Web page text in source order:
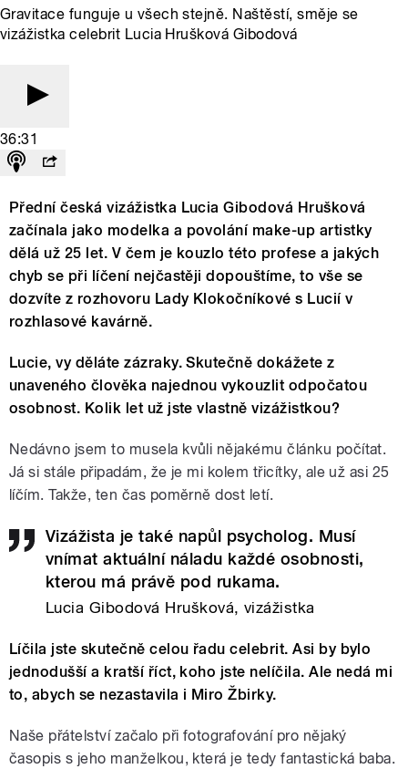
Gravitace funguje u všech stejně. Naštěstí, směje se
vizážistka celebrit Lucia Hrušková Gibodová
36:31
Přední česká vizážistka Lucia Gibodová Hrušková
začínala jako modelka a povolání make-up artistky
dělá už 25 let. V čem je kouzlo této profese a jakých
chyb se při líčení nejčastěji dopouštíme, to vše se
dozvíte z rozhovoru Lady Klokočníkové s Lucií v
rozhlasové kavárně.
Lucie, vy děláte zázraky. Skutečně dokážete z
unaveného člověka najednou vykouzlit odpočatou
osobnost. Kolik let už jste vlastně vizážistkou?
Nedávno jsem to musela kvůli nějakému článku počítat.
Já si stále připadám, že je mi kolem třicítky, ale už asi 25
líčím. Takže, ten čas poměrně dost letí.
Vizážista je také napůl psycholog. Musí
vnímat aktuální náladu každé osobnosti,
kterou má právě pod rukama.
Lucia Gibodová Hrušková, vizážistka
Líčila jste skutečně celou řadu celebrit. Asi by bylo
jednodušší a kratší říct, koho jste nelíčila. Ale nedá mi
to, abych se nezastavila i Miro Žbirky.
Naše přátelství začalo při fotografování pro nějaký
časopis s jeho manželkou, která je tedy fantastická baba.